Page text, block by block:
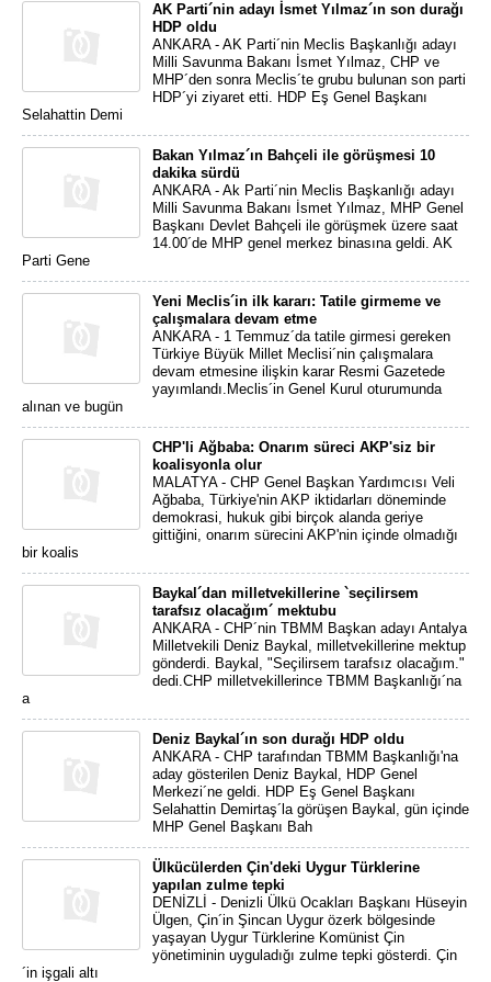
AK Parti´nin adayı İsmet Yılmaz´ın son durağı
HDP oldu
ANKARA - AK Parti´nin Meclis Başkanlığı adayı
Milli Savunma Bakanı İsmet Yılmaz, CHP ve
MHP´den sonra Meclis´te grubu bulunan son parti
HDP´yi ziyaret etti. HDP Eş Genel Başkanı
Selahattin Demi
Bakan Yılmaz´ın Bahçeli ile görüşmesi 10
dakika sürdü
ANKARA - Ak Parti´nin Meclis Başkanlığı adayı
Milli Savunma Bakanı İsmet Yılmaz, MHP Genel
Başkanı Devlet Bahçeli ile görüşmek üzere saat
14.00´de MHP genel merkez binasına geldi. AK
Parti Gene
Yeni Meclis´in ilk kararı: Tatile girmeme ve
çalışmalara devam etme
ANKARA - 1 Temmuz´da tatile girmesi gereken
Türkiye Büyük Millet Meclisi´nin çalışmalara
devam etmesine ilişkin karar Resmi Gazetede
yayımlandı.Meclis´in Genel Kurul oturumunda
alınan ve bugün
CHP'li Ağbaba: Onarım süreci AKP'siz bir
koalisyonla olur
MALATYA - CHP Genel Başkan Yardımcısı Veli
Ağbaba, Türkiye'nin AKP iktidarları döneminde
demokrasi, hukuk gibi birçok alanda geriye
gittiğini, onarım sürecini AKP'nin içinde olmadığı
bir koalis
Baykal´dan milletvekillerine `seçilirsem
tarafsız olacağım´ mektubu
ANKARA - CHP´nin TBMM Başkan adayı Antalya
Milletvekili Deniz Baykal, milletvekillerine mektup
gönderdi. Baykal, "Seçilirsem tarafsız olacağım."
dedi.CHP milletvekillerince TBMM Başkanlığı´na
a
Deniz Baykal´ın son durağı HDP oldu
ANKARA - CHP tarafından TBMM Başkanlığı'na
aday gösterilen Deniz Baykal, HDP Genel
Merkezi´ne geldi. HDP Eş Genel Başkanı
Selahattin Demirtaş´la görüşen Baykal, gün içinde
MHP Genel Başkanı Bah
Ülkücülerden Çin'deki Uygur Türklerine
yapılan zulme tepki
DENİZLİ - Denizli Ülkü Ocakları Başkanı Hüseyin
Ülgen, Çin´in Şincan Uygur özerk bölgesinde
yaşayan Uygur Türklerine Komünist Çin
yönetiminin uyguladığı zulme tepki gösterdi. Çin
´in işgali altı